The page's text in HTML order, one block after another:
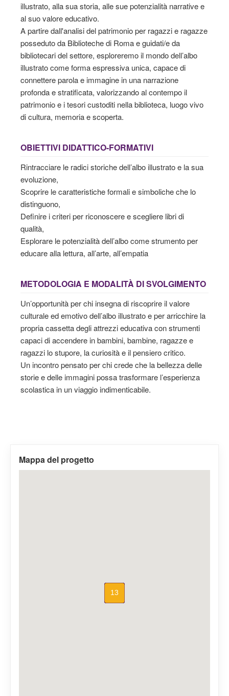
illustrato, alla sua storia, alle sue potenzialità narrative e
al suo valore educativo.
A partire dall'analisi del patrimonio per ragazzi e ragazze
posseduto da Biblioteche di Roma e guidati/e da
bibliotecari del settore, esploreremo il mondo dell’albo
illustrato come forma espressiva unica, capace di
connettere parola e immagine in una narrazione
profonda e stratificata, valorizzando al contempo il
patrimonio e i tesori custoditi nella biblioteca, luogo vivo
di cultura, memoria e scoperta.
OBIETTIVI DIDATTICO-FORMATIVI
Rintracciare le radici storiche dell’albo illustrato e la sua
evoluzione,
Scoprire le caratteristiche formali e simboliche che lo
distinguono,
Definire i criteri per riconoscere e scegliere libri di
qualità,
Esplorare le potenzialità dell’albo come strumento per
educare alla lettura, all’arte, all’empatia
METODOLOGIA E MODALITÀ DI SVOLGIMENTO
Un’opportunità per chi insegna di riscoprire il valore
culturale ed emotivo dell’albo illustrato e per arricchire la
propria cassetta degli attrezzi educativa con strumenti
capaci di accendere in bambini, bambine, ragazze e
ragazzi lo stupore, la curiosità e il pensiero critico.
Un incontro pensato per chi crede che la bellezza delle
storie e delle immagini possa trasformare l’esperienza
scolastica in un viaggio indimenticabile.
Mappa del progetto